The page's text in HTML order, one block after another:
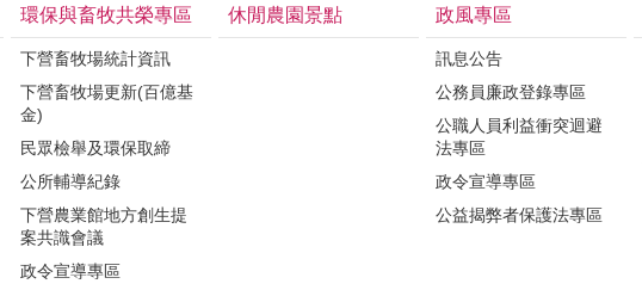
環保與畜牧共榮專區
下營畜牧場統計資訊
下營畜牧場更新(百億基
金)
民眾檢舉及環保取締
公所輔導紀錄
下營農業館地方創生提
案共識會議
政令宣導專區
休閒農園景點 政風專區
訊息公告
公務員廉政登錄專區
公職人員利益衝突迴避
法專區
政令宣導專區
公益揭弊者保護法專區